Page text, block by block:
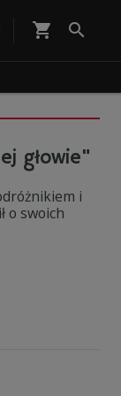
shopping_cart 
głowie"
i
o swoich